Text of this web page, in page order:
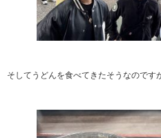
そしてうどんを食べてきたそうなのです